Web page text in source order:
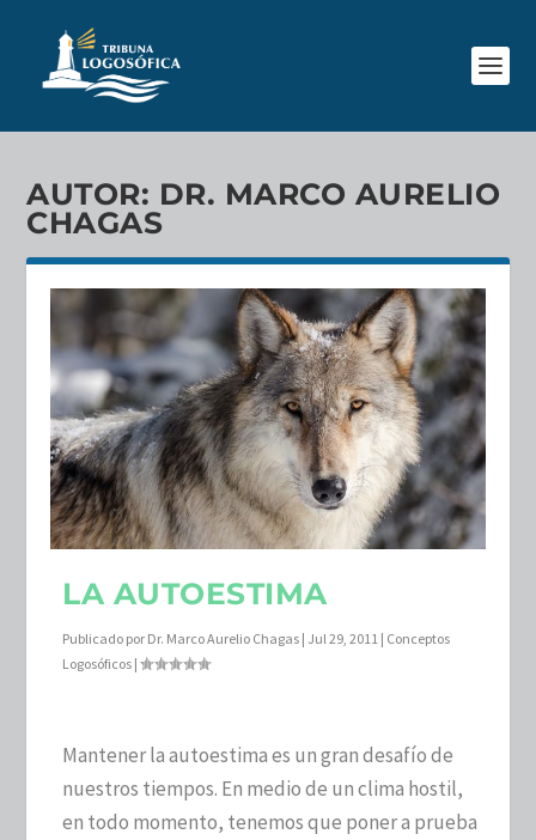
AUTOR: DR. MARCO AURELIO
CHAGAS
LA AUTOESTIMA
Publicado por Dr. Marco Aurelio Chagas | Jul 29, 2011 | Conceptos
Logosóficos |
Mantener la autoestima es un gran desafío de
nuestros tiempos. En medio de un clima hostil,
en todo momento, tenemos que poner a prueba